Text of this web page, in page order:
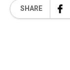
SHARE